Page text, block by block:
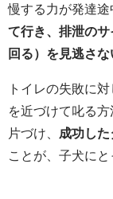
慢する力が発達途
て行き、排泄の
回る）を見逃さ
トイレの失敗に
を近づけて叱る
片づけ、
成功し
ことが、子犬に